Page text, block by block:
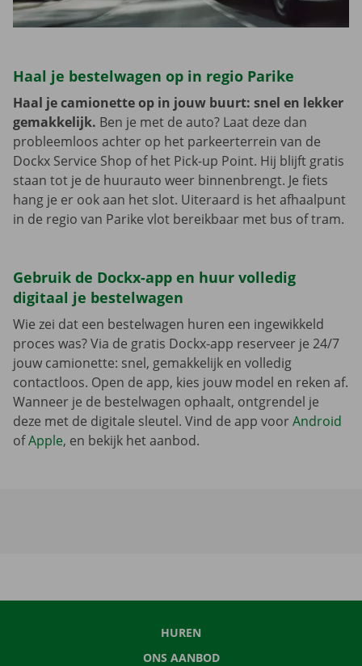
Haal je bestelwagen op in regio Parike
Haal je camionette op in jouw buurt: snel en lekker
gemakkelijk. Ben je met de auto? Laat deze dan
probleemloos achter op het parkeerterrein van de
Dockx Service Shop of het Pick-up Point. Hij blijft gratis
staan tot je de huurauto weer binnenbrengt. Je fiets
hang je er ook aan het slot. Uiteraard is het afhaalpunt
in de regio van Parike vlot bereikbaar met bus of tram.
Gebruik de Dockx-app en huur volledig
digitaal je bestelwagen
Wie zei dat een bestelwagen huren een ingewikkeld
proces was? Via de gratis Dockx-app reserveer je 24/7
jouw camionette: snel, gemakkelijk en volledig
contactloos. Open de app, kies jouw model en reken af.
Wanneer je de bestelwagen ophaalt, ontgrendel je
deze met de digitale sleutel. Vind de app voorAndroid
ofApple, en bekijk het aanbod.
HUREN
ONS AANBOD